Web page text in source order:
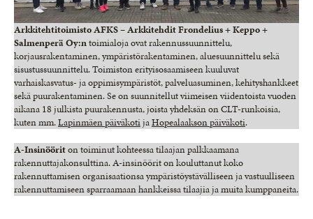
Arkkitehtitoimisto AFKS –Arkkitehdit Frondelius + Keppo +
Salmenperä Oy:ntoimialoja ovat rakennussuunnittelu,
korjausrakentaminen, ympäristörakentaminen, aluesuunnittelu sekä
sisustussuunnittelu. Toimiston erityisosaamiseen kuuluvat
varhaiskasvatus- ja oppimisympäristöt, palveluasuminen, kehityshankkeet
sekä puurakentaminen. Se on suunnitellut viimeisen viidentoista vuoden
aikana 18 julkista puurakennusta, joista yhdeksän on CLT-runkoisia,
kuten mm.Lapinmäen päiväkotijaHopealaakson päiväkoti.
A-Insinööriton toiminut kohteessa tilaajan palkkaamana
rakennuttajakonsulttina. A-insinöörit on kouluttanut koko
rakennuttamisen organisaationsa ympäristöystävälliseen ja vastuulliseen
rakennuttamiseen sparraamaan hankkeissa tilaajia ja muita kumppaneita.